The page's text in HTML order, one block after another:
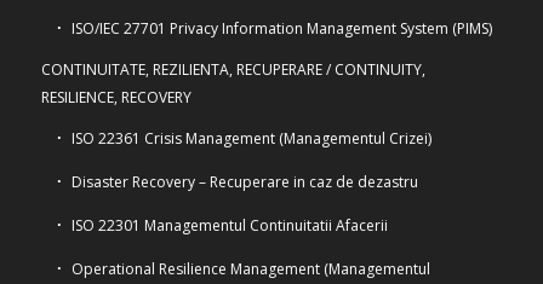
ISO/IEC 27701 Privacy Information Management System (PIMS)
CONTINUITATE, REZILIENTA, RECUPERARE / CONTINUITY,
RESILIENCE, RECOVERY
ISO 22361 Crisis Management (Managementul Crizei)
Disaster Recovery – Recuperare in caz de dezastru
ISO 22301 Managementul Continuitatii Afacerii
Operational Resilience Management (Managementul